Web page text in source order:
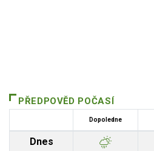
PŘEDPOVĚD POČASÍ
Dopoledne
Dnes